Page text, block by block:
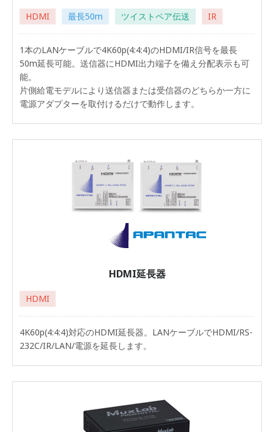
HDMI 最長50m ツイストペア伝送 IR
1本のLANケーブルで4K60p(4:4:4)のHDMI/IR信号を最長
50m延長可能。送信器にHDMI出力端子を備え分配表示も可
能。
片側給電モデルにより送信器または受信器のどちらか一方に
電源アダプターを取付けるだけで動作します。
HDMI延長器
HDMI
4K60p(4:4:4)対応のHDMI延長器。LANケーブルでHDMI/RS-
232C/IR/LAN/電源を延長します。